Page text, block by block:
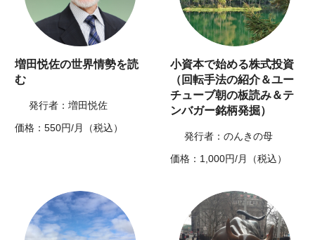
増田悦佐の世界情勢を読
む
発行者：増田悦佐
価格：550円/月（税込）
小資本で始める株式投資
（回転手法の紹介＆ユー
チューブ朝の板読み＆テ
ンバガー銘柄発掘）
発行者：のんきの母
価格：1,000円/月（税込）